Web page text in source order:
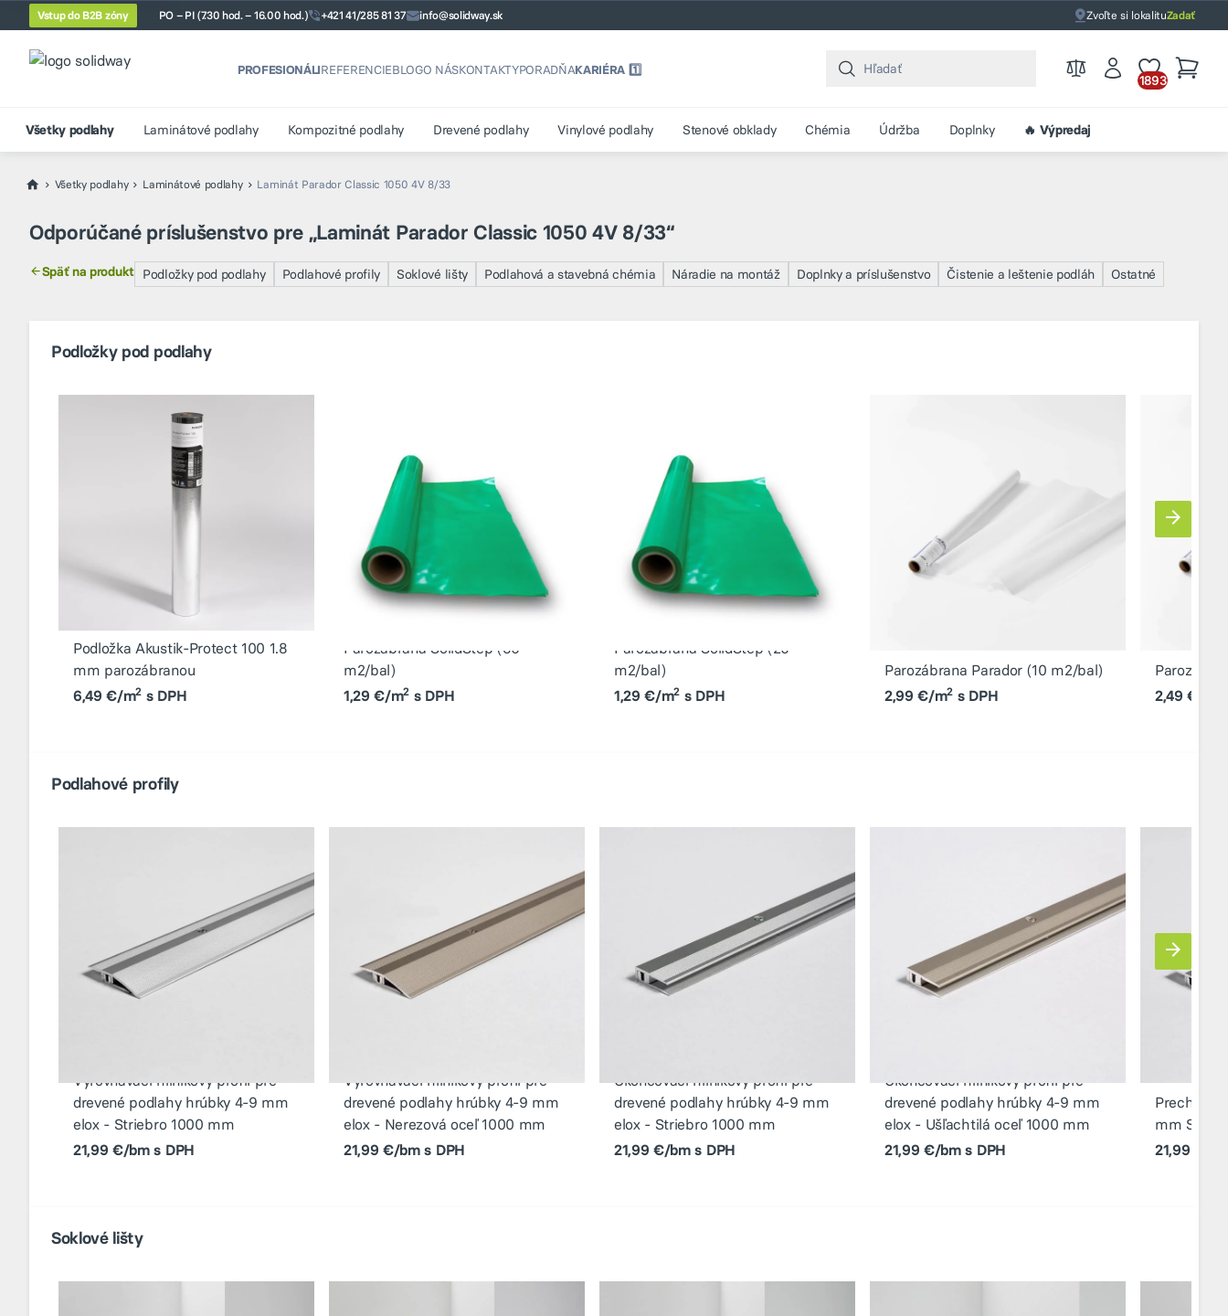
Vstup do B2B zóny PO – PI (7.30 hod. – 16.00 hod.) +421 41/285 81 37 info@solidway.sk Zvoľte si lokalituZadať
PROFESIONÁLIREFERENCIEBLOGO NÁSKONTAKTYPORADŇAKARIÉRA 1️⃣
1893
Všetky podlahy Laminátové podlahy Kompozitné podlahy Drevené podlahy Vinylové podlahy Stenové obklady Chémia Údržba Doplnky 🔥 Výpredaj
Všetky podlahy Laminátové podlahy Laminát Parador Classic 1050 4V 8/33
Odporúčané príslušenstvo pre „Laminát Parador Classic 1050 4V 8/33“
Späť na produkt Podložky pod podlahy Podlahové profily Soklové lišty Podlahová a stavebná chémia Náradie na montáž Doplnky a príslušenstvo Čistenie a leštenie podláh Ostatné
Podložky pod podlahy
Podložka Akustik-Protect 100 1.8
mm parozábranou
6,49 €/m2 s DPH
Parozábrana SolidStep (30
m2/bal)
1,29 €/m2 s DPH
Parozábrana SolidStep (20
m2/bal)
1,29 €/m2 s DPH
Parozábrana Parador (10 m2/bal)
2,99 €/m2 s DPH
2,49 €/m
Podlahové profily
Vyrovnávací hliníkový profil pre
drevené podlahy hrúbky 4-9 mm
elox - Striebro 1000 mm
21,99 €/bm s DPH
Vyrovnávací hliníkový profil pre
drevené podlahy hrúbky 4-9 mm
elox - Nerezová oceľ 1000 mm
21,99 €/bm s DPH
Ukončovací hliníkový profil pre
drevené podlahy hrúbky 4-9 mm
elox - Striebro 1000 mm
21,99 €/bm s DPH
Ukončovací hliníkový profil pre
drevené podlahy hrúbky 4-9 mm
elox - Ušľachtilá oceľ 1000 mm
21,99 €/bm s DPH
mm
21,99 €/
Soklové lišty